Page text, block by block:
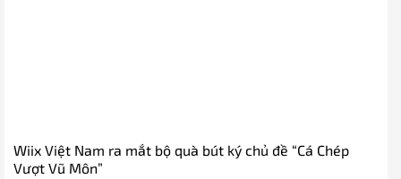
Wiix Việt Nam ra mắt bộ quà bút ký chủ đề “Cá Chép
Vượt Vũ Môn”